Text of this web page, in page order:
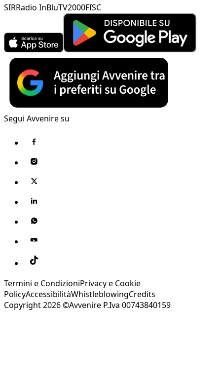
SIRRadio InBluTV2000FISC
Segui Avvenire su
Termini e CondizioniPrivacy e Cookie
PolicyAccessibilitàWhistleblowingCredits
Copyright 2026 ©Avvenire P.Iva 00743840159